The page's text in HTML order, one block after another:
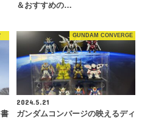
＆おすすめの…
GUNDAM CONVERGE
2024.5.21
ガンダムコンバージの映えるディ